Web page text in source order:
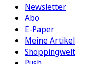
Newsletter
Abo
E-Paper
Meine Artikel
Shoppingwelt